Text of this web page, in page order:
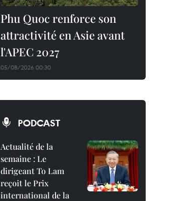
Phu Quoc renforce son
attractivité en Asie avant
l'APEC 2027
05/08/2026 00:30
PODCAST
Actualité de la
semaine : Le
dirigeant To Lam
reçoit le Prix
international de la